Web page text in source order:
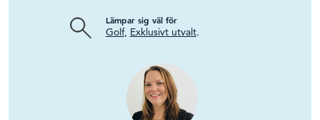
Lämpar sig väl för
Golf, Exklusivt utvalt.